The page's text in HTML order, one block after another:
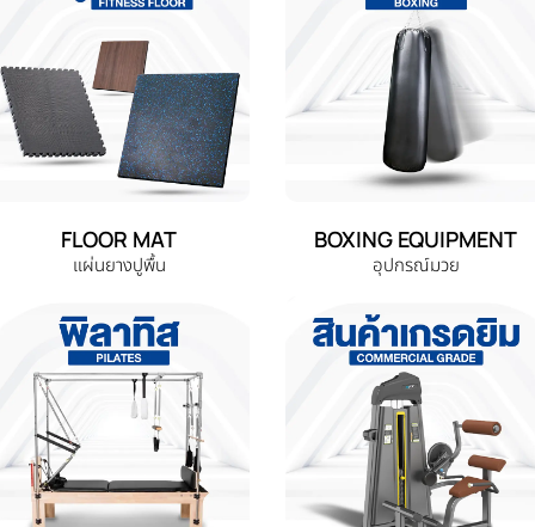
FLOOR MAT
แผ่นยางปูพื้น
BOXING EQUIPMENT
อุปกรณ์มวย